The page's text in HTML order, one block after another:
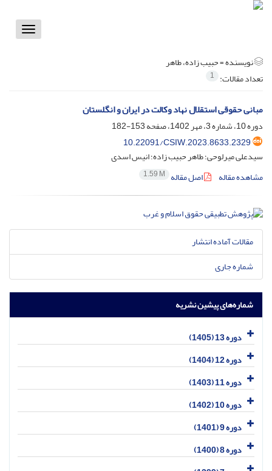
Toggle
نویسنده =حبیب زاده، طاهر
تعداد مقالات: 1
مبانی حقوقی استقلال نهاد وکالت در ایران و انگلستان
دوره 10، شماره 3، مهر 1402، صفحه
153-182
10.22091/CSIW.2023.8633.2329
سیدعلی میرلوحی؛ طاهر حبیب زاده؛ انیس اسدی
مشاهده مقاله
اصل مقاله 1.59 M
مقالات آماده انتشار
شماره جاری
شماره‌های پیشین نشریه
دوره 13 (1405)
دوره 12 (1404)
دوره 11 (1403)
دوره 10 (1402)
دوره 9 (1401)
دوره 8 (1400)